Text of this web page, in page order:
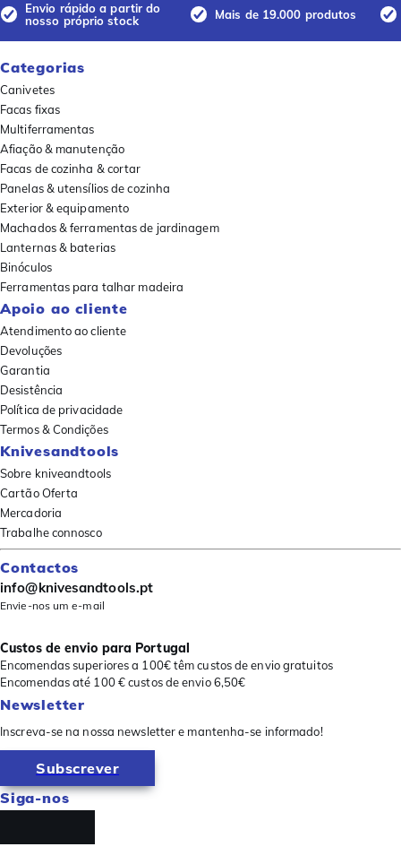
Envio rápido a partir do
nosso próprio stock
Mais de 19.000 produtos
Categorias
Canivetes
Facas fixas
Multiferramentas
Afiação & manutenção
Facas de cozinha & cortar
Panelas & utensílios de cozinha
Exterior & equipamento
Machados & ferramentas de jardinagem
Lanternas & baterias
Binóculos
Ferramentas para talhar madeira
Apoio ao cliente
Atendimento ao cliente
Devoluções
Garantia
Desistência
Política de privacidade
Termos & Condições
Knivesandtools
Sobre kniveandtools
Cartão Oferta
Mercadoria
Trabalhe connosco
Contactos
info@knivesandtools.pt
Envie-nos um e-mail
Custos de envio para Portugal
Encomendas superiores a 100€ têm custos de envio gratuitos
Encomendas até 100 € custos de envio 6,50€
Newsletter
Inscreva-se na nossa newsletter e mantenha-se informado!
Subscrever
Siga-nos